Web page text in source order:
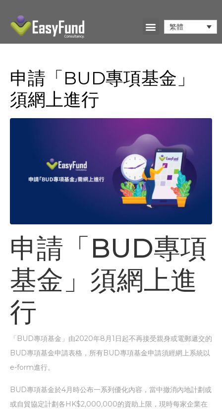
繁體
申請「BUD專項基金」
須網上進行
申請「BUD專項
基金」須網上進
行
「BUD專項基金」由2020年8月1日起不再接受親身或電郵遞交的
BUD專項基金申請表格，所有BUD專項基金申請須經網上系統以
e-form進行。
BUD專項基金於4月時公布一系列優化內容，當中撤消內地計劃或
或自貿協定計劃各HK$2,000,000的資助上限，現時每家企業在